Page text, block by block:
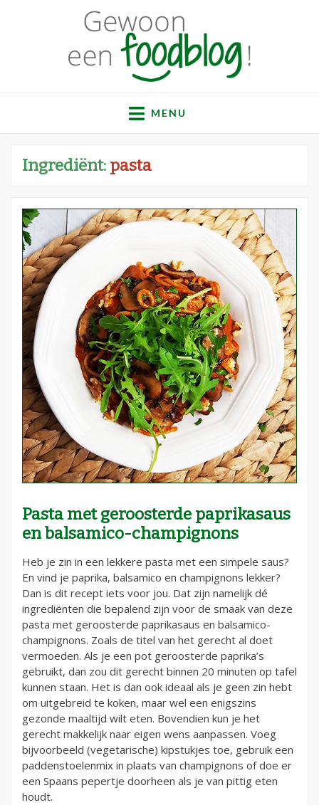
Gewoon een
foodblog!
recepten
MENU
Ingrediënt: pasta
Pasta met geroosterde paprikasaus
en balsamico-champignons
Heb je zin in een lekkere pasta met een simpele saus?
En vind je paprika, balsamico en champignons lekker?
Dan is dit recept iets voor jou. Dat zijn namelijk dé
ingrediënten die bepalend zijn voor de smaak van deze
pasta met geroosterde paprikasaus en balsamico-
champignons. Zoals de titel van het gerecht al doet
vermoeden. Als je een pot geroosterde paprika’s
gebruikt, dan zou dit gerecht binnen 20 minuten op tafel
kunnen staan. Het is dan ook ideaal als je geen zin hebt
om uitgebreid te koken, maar wel een enigszins
gezonde maaltijd wilt eten. Bovendien kun je het
gerecht makkelijk naar eigen wens aanpassen. Voeg
bijvoorbeeld (vegetarische) kipstukjes toe, gebruik een
paddenstoelenmix in plaats van champignons of doe er
een Spaans pepertje doorheen als je van pittig eten
houdt.